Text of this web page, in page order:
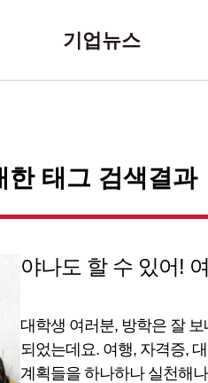
기업뉴스
한 태그 검색결과
야나도 할 수 있어!
대학생 여러분, 방학은 잘
되었는데요. 여행, 자격증,
계획들을 하나하나 실천해